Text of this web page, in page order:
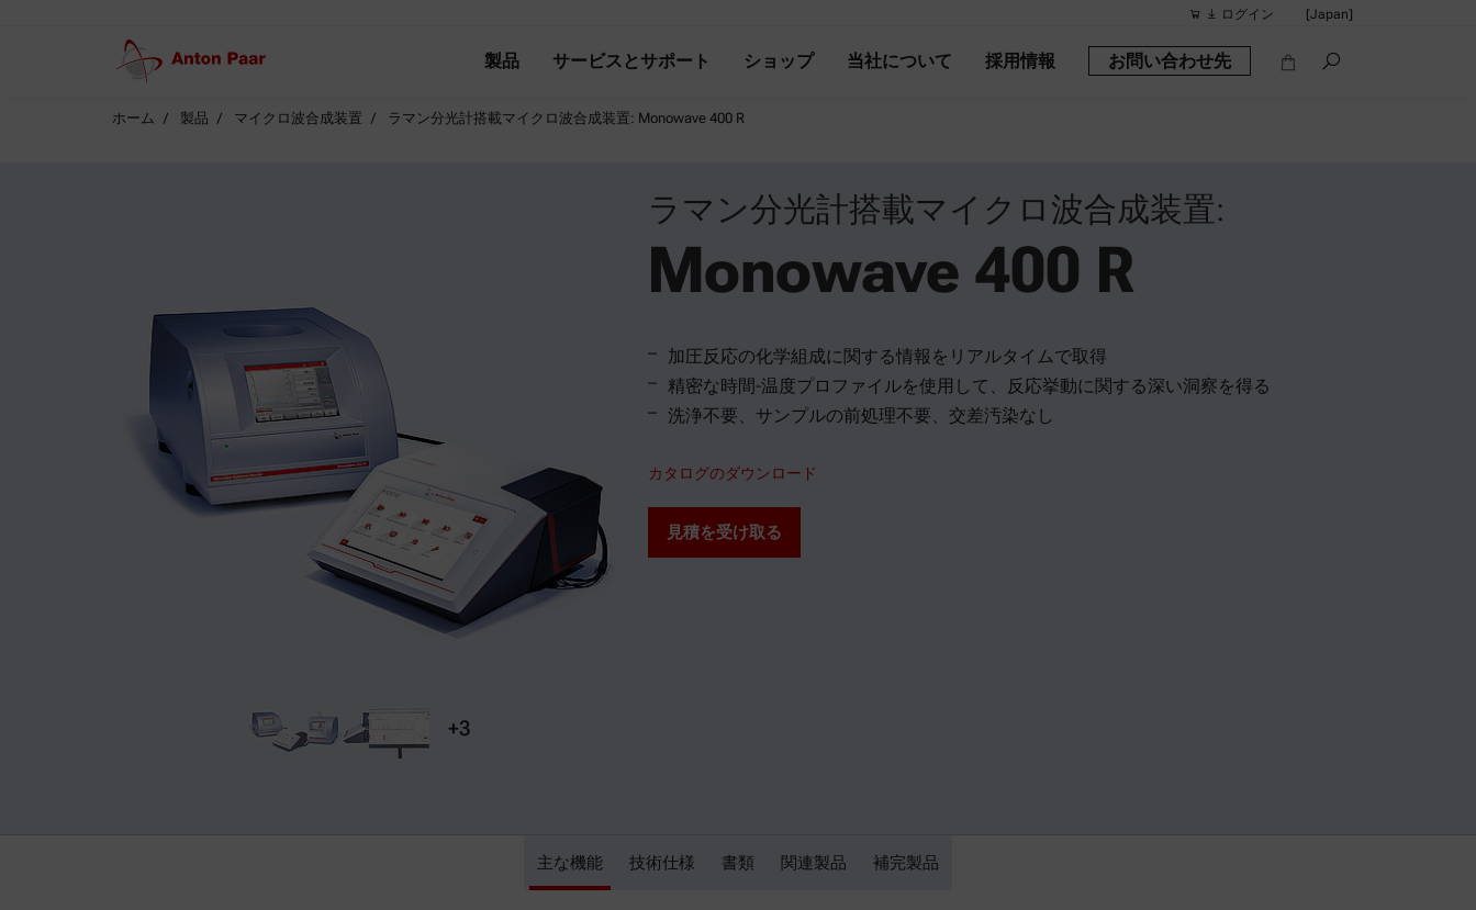
ログイン [Japan]
製品 サービスとサポート ショップ 当社について 採用情報 お問い合わせ先
ホーム 製品 マイクロ波合成装置 ラマン分光計搭載マイクロ波合成装置: Monowave 400 R
ラマン分光計搭載マイクロ波合成装置:
Monowave 400 R
+3
加圧反応の化学組成に関する情報をリアルタイムで取得
精密な時間-温度プロファイルを使用して、反応挙動に関する深い洞察を得る
洗浄不要、サンプルの前処理不要、交差汚染なし
カタログのダウンロード
見積を受け取る
Monowave 400 R
主な機能 技術仕様 書類 関連製品 補完製品